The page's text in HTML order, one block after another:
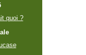
quoi ?